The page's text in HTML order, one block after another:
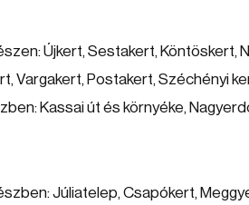
Újkert, Sestakert, Köntöskert,
Vargakert, Postakert, Széchényi
Kassai út és környéke,
Júliatelep, Csapókert,